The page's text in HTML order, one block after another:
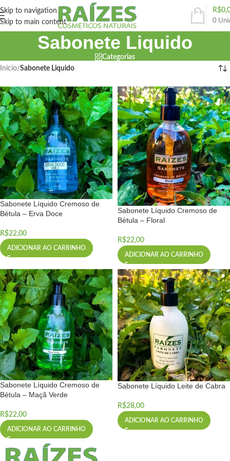
Skip to navigation
Skip to main content
0
R$
Sabonete Liquido
Categorias
Início/Sabonete Liquido
Sabonete Líquido Cremoso de
Bétula – Erva Doce
R$22,00
ADICIONAR AO CARRINHO
Sabonete Líquido Cremoso de
Bétula – Floral
R$22,00
ADICIONAR AO CARRINHO
Sabonete Líquido Cremoso de
Bétula – Maçã Verde
R$22,00
ADICIONAR AO CARRINHO
Sabonete Líquido Leite de Cabra
R$28,00
ADICIONAR AO CARRINHO